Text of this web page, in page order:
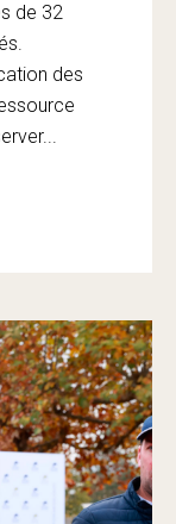
de 32
des